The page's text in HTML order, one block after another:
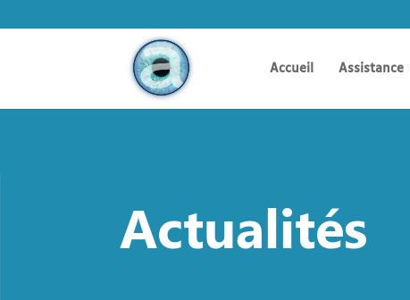
Accueil Assistance
Actualités